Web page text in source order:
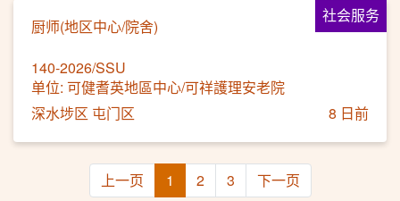
社会服务
厨师(地区中心/院舍)
140-2026/SSU
单位: 可健耆英地區中心/可祥護理安老院
深水埗区 屯门区
8 日前
上一页 1 2 3 下一页